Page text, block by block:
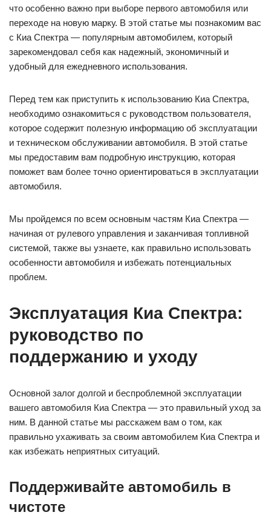
что особенно важно при выборе первого автомобиля или
переходе на новую марку. В этой статье мы познакомим вас
с Киа Спектра — популярным автомобилем, который
зарекомендовал себя как надежный, экономичный и
удобный для ежедневного использования.
Перед тем как приступить к использованию Киа Спектра,
необходимо ознакомиться с руководством пользователя,
которое содержит полезную информацию об эксплуатации
и техническом обслуживании автомобиля. В этой статье
мы предоставим вам подробную инструкцию, которая
поможет вам более точно ориентироваться в эксплуатации
автомобиля.
Мы пройдемся по всем основным частям Киа Спектра —
начиная от рулевого управления и заканчивая топливной
системой, также вы узнаете, как правильно использовать
особенности автомобиля и избежать потенциальных
проблем.
Эксплуатация Киа Спектра:
руководство по
поддержанию и уходу
Основной залог долгой и беспроблемной эксплуатации
вашего автомобиля Киа Спектра — это правильный уход за
ним. В данной статье мы расскажем вам о том, как
правильно ухаживать за своим автомобилем Киа Спектра и
как избежать неприятных ситуаций.
Поддерживайте автомобиль в
чистоте